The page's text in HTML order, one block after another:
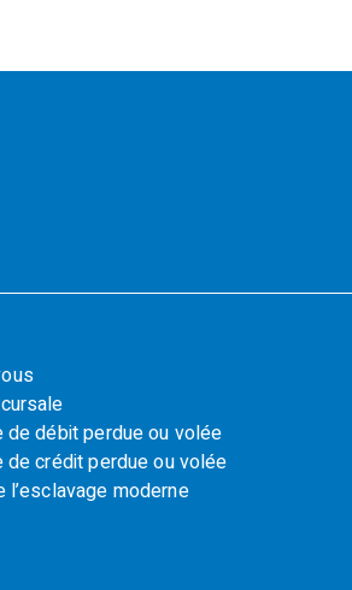
de débit perdue ou volée
de crédit perdue ou volée
l’esclavage moderne